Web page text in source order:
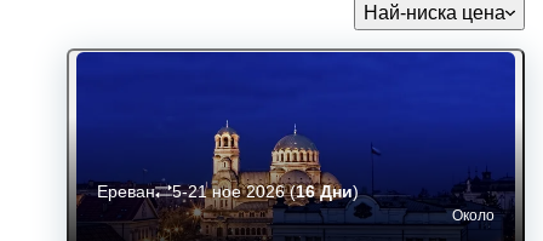
Най-ниска цена
Около
Ереван 5-21 ное 2026(16 Дни)